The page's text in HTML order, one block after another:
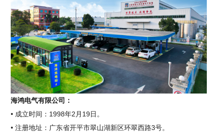
海鸿电气有限公司：
• 成立时间：1998年2月19日。
• 注册地址：广东省开平市翠山湖新区环翠西路3号。